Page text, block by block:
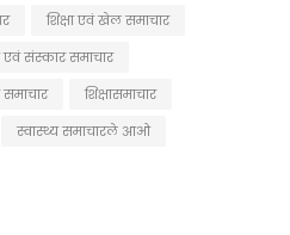
शिक्षा एवं खेल समाचार
एवं संस्कार समाचार
समाचार
शिक्षासमाचार
स्वास्थ्य समाचारले आओ